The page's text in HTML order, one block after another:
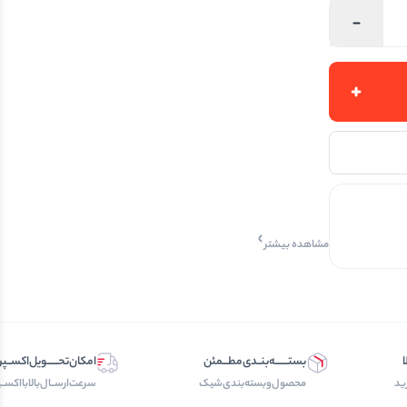
مشاهده بیشتر
بستـــــــه‌بنــدی‌مطـــمئن
محصول‌و‌بسته‌بندی‌‌شیک